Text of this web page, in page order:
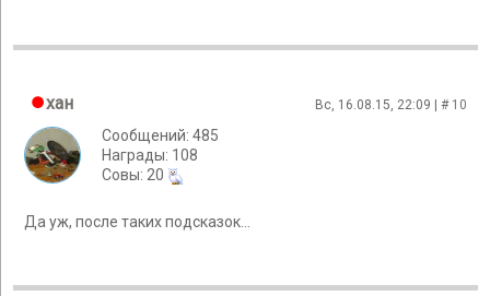
хан Вс, 16.08.15, 22:09 | # 10
Сообщений: 485
Награды: 108
Cовы: 20
Да уж, после таких подсказок...